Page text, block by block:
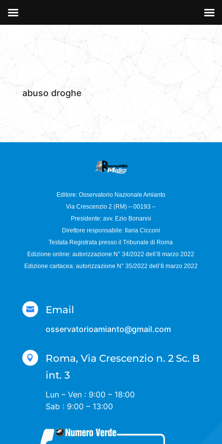
abuso droghe
Editore: Osservatorio Nazionale Amianto
Via Crescenzio 2 (RM) – 00193 –
Presidente: avv. Ezio Bonanni
Direttore responsabile:
Ilaria Cicconi
Testata Registrata presso il Tribunale di Roma
Edizione online: autorizzazione N°34/2022 dell’8 marzo 2022
Edizione cartacea: autorizzazione N° 35/2022 dell’8 marzo 2022
 Email
osservatorioamianto@gmail.com

Roma, Via Crescenzio n. 2 Sc. B
int. 3
Lun – Ven : 9:00 – 18:00
Sab : 9:00 – 13:00